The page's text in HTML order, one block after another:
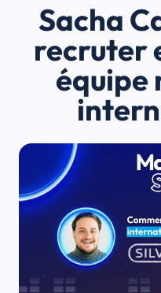
Sacha
recruter
équipe